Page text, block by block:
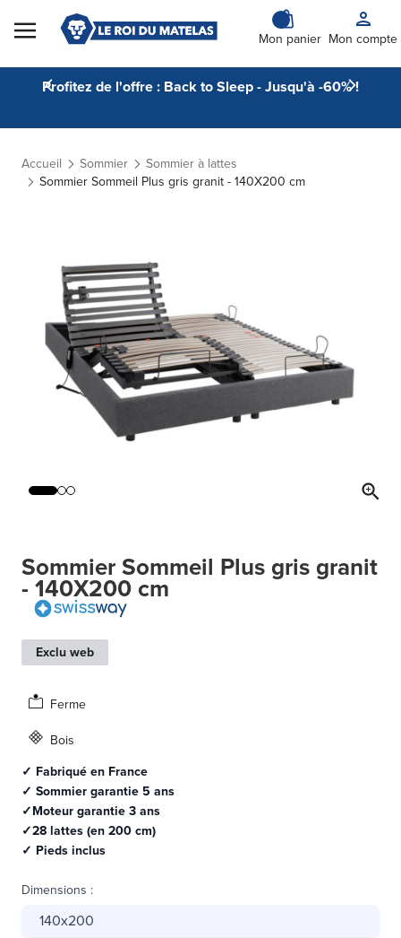
Skip to Content
Mon panier Mon compte
Profitez de l'offre : Back to Sleep - Jusqu'à -60% !
Accueil Sommier
Sommier à lattes
Sommier Sommeil Plus gris granit - 140X200 cm
Sommier Sommeil Plus gris granit
- 140X200 cm
Exclu web
Ferme
Bois
✓ Fabriqué en France
✓ Sommier garantie 5 ans
✓Moteur garantie 3 ans
✓28 lattes (en 200 cm)
✓ Pieds inclus
Dimensions :
140x200